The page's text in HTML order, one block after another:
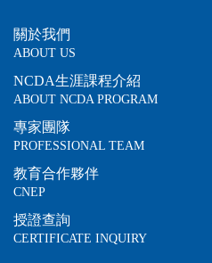
關於我們
ABOUT US
NCDA生涯課程介紹
ABOUT NCDA PROGRAM
專家團隊
PROFESSIONAL TEAM
教育合作夥伴
CNEP
授證查詢
CERTIFICATE INQUIRY